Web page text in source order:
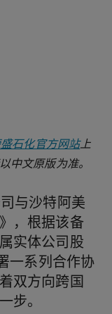
石化官方网站上
中文原版为准。
与沙特阿美
，根据该备
实体公司股
一系列合作协
双方向跨国
步。